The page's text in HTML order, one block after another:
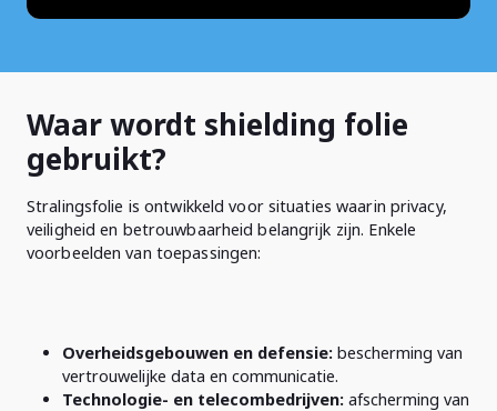
Waar wordt shielding folie
gebruikt?
Stralingsfolie is ontwikkeld voor situaties waarin privacy,
veiligheid en betrouwbaarheid belangrijk zijn. Enkele
voorbeelden van toepassingen:
Overheidsgebouwen en defensie: bescherming van
vertrouwelijke data en communicatie.
Technologie- en telecombedrijven: afscherming van